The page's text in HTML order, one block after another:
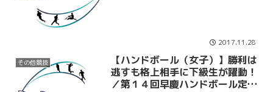
2017.11.28
その他競技
【ハンドボール（女子）】勝利は
逃すも格上相手に下級生が躍動！
／第１４回早慶ハンドボール定期